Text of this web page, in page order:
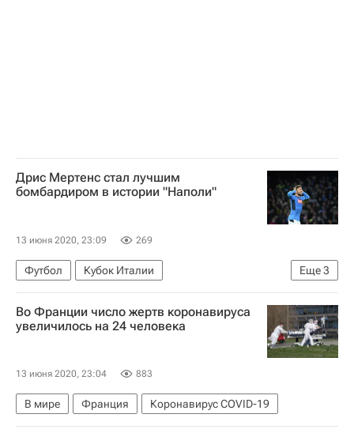
Дрис Мертенс стал лучшим
бомбардиром в истории "Наполи"
13 июня 2020, 23:09 269
Еще3
Футбол
Кубок Италии
Серия А 2026-2027 (Чемпионат Италии по футболу)
Наполи
Дрис Мертенс
Во Франции число жертв коронавируса
увеличилось на 24 человека
13 июня 2020, 23:04 883
В мире Франция Коронавирус COVID-19